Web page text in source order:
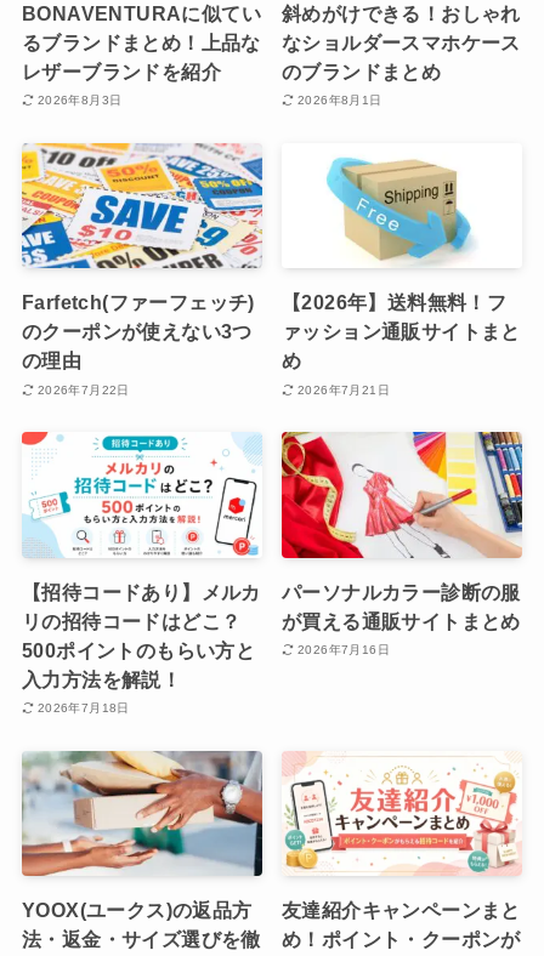
BONAVENTURAに似てい
るブランドまとめ！上品な
レザーブランドを紹介
2026年8月3日
斜めがけできる！おしゃれ
なショルダースマホケース
のブランドまとめ
2026年8月1日
Farfetch(ファーフェッチ)
のクーポンが使えない3つ
の理由
2026年7月22日
【2026年】送料無料！フ
ァッション通販サイトまと
め
2026年7月21日
【招待コードあり】メルカ
リの招待コードはどこ？
500ポイントのもらい方と
入力方法を解説！
2026年7月18日
パーソナルカラー診断の服
が買える通販サイトまとめ
2026年7月16日
YOOX(ユークス)の返品方
法・返金・サイズ選びを徹
友達紹介キャンペーンまと
め！ポイント・クーポンが